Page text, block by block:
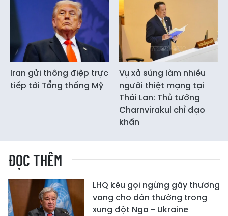
Iran gửi thông điệp trực
tiếp tới Tổng thống Mỹ
Vụ xả súng làm nhiều
người thiệt mạng tại
Thái Lan: Thủ tướng
Charnvirakul chỉ đạo
khẩn
ĐỌC THÊM
LHQ kêu gọi ngừng gây thương
vong cho dân thường trong
xung đột Nga - Ukraine